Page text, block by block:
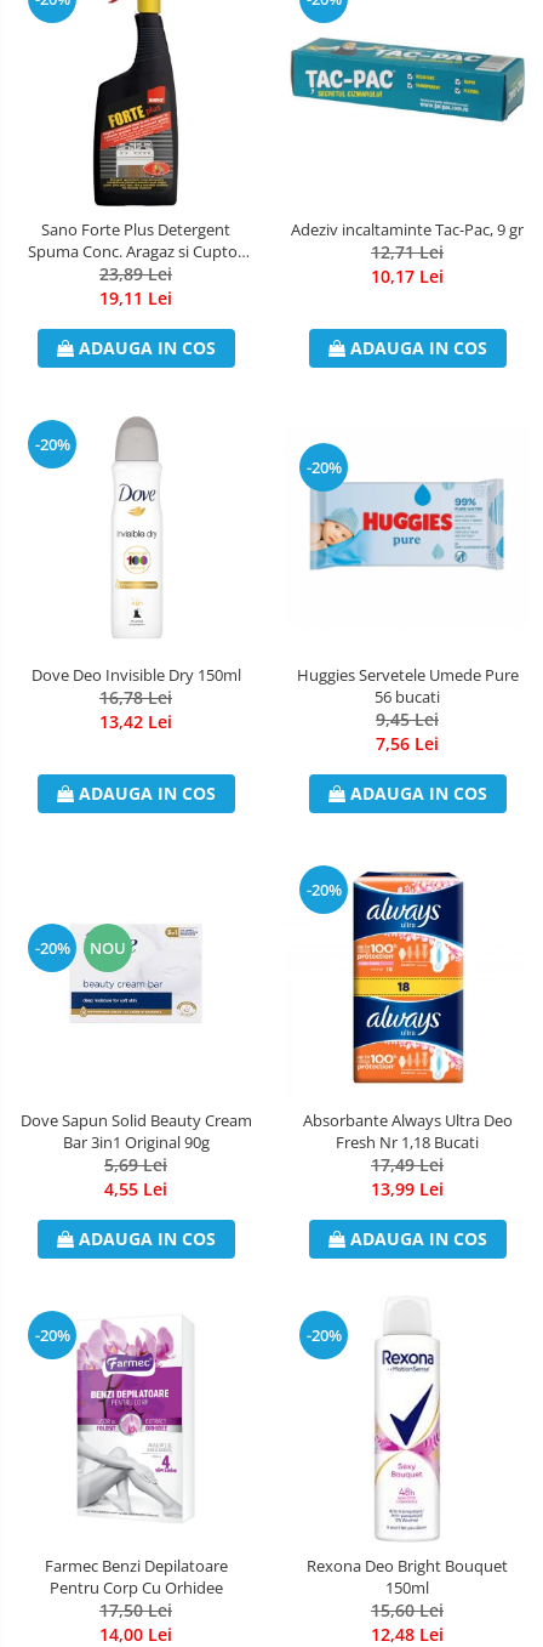
Sano Forte Plus Detergent
Spuma Conc. Aragaz si Cuptor
750ml
23,89 Lei
19,11 Lei
ADAUGA IN COS
Adeziv incaltaminte Tac-Pac, 9 gr
12,71 Lei
10,17 Lei
ADAUGA IN COS
-20%
Dove Deo Invisible Dry 150ml
16,78 Lei
13,42 Lei
ADAUGA IN COS
-20%
Huggies Servetele Umede Pure
56 bucati
9,45 Lei
7,56 Lei
ADAUGA IN COS
-20% NOU
Dove Sapun Solid Beauty Cream
Bar 3in1 Original 90g
5,69 Lei
4,55 Lei
ADAUGA IN COS
-20%
Absorbante Always Ultra Deo
Fresh Nr 1,18 Bucati
17,49 Lei
13,99 Lei
ADAUGA IN COS
-20%
Farmec Benzi Depilatoare
Pentru Corp Cu Orhidee
17,50 Lei
14,00 Lei
-20%
Rexona Deo Bright Bouquet
150ml
15,60 Lei
12,48 Lei